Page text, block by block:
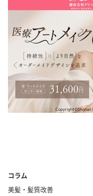
コラム
美髪・髪質改善